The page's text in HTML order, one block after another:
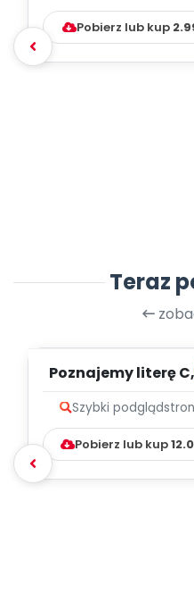
Pobierz lub kup
Teraz
Poznajemy literę C,
Szybki podgląd
Pobierz lub kup